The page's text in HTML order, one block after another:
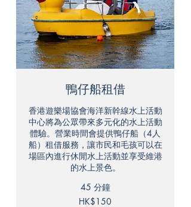
鴨仔船租借
香港遊樂場協會海洋新幹線水上活動
中心將為公眾帶來多元化的水上活動
體驗。營業時間會提供鴨仔船（4人
船）租借服務，讓市民和毛孩可以在
場區內進行休閒水上活動並享受維港
的水上景色。
45 分鐘
HK$150